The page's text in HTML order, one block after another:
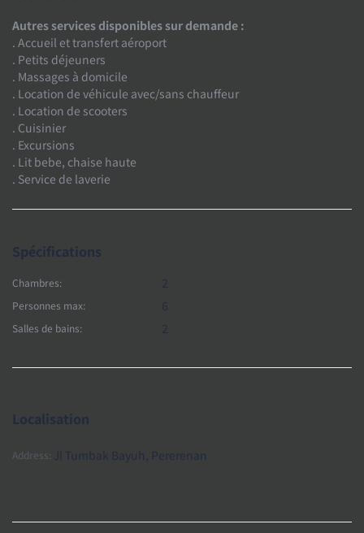
Autres services disponibles sur demande :
. Accueil et transfert aéroport
. Petits déjeuners
. Massages à domicile
. Location de véhicule avec/sans chauffeur
. Location de scooters
. Cuisinier
. Excursions
. Lit bebe, chaise haute
. Service de laverie
Spécifications
Chambres: 2
Personnes max: 6
Salles de bains: 2
Localisation
Address: Jl Tumbak Bayuh, Pererenan